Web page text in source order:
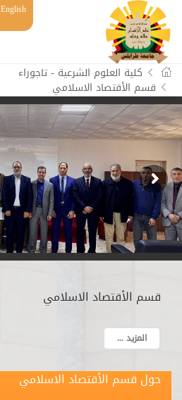
English
كلية العلوم الشرعية - تاجوراء
قسم الأقتصاد الاسلامي
قسم الأقتصاد الاسلامي
المزيد ...
حول قسم الأقتصاد الاسلامي